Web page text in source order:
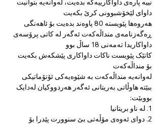
نییە پارەی داواکارییەکە بدەیت، لەوانەیە بتوانیت
داوای لێخۆشبوونی کرێ بکەیت
هەروەها پێویستە 80 پاوەند بدەیت بۆ ئاهەنگی
ڕەگەزنامەی منداڵەکەت ئەگەر لە کاتی پرۆسەی
داواکاریدا تەمەنی 18 ساڵ بوو
کاتێک پێویست ناکات داواکاری پێشکەش بکەیت
بۆ منداڵەکەت
لەوانەیە منداڵەکەت بە شێوەیەکی ئۆتۆماتیکی
ببێتە هاوڵاتی بەریتانی ئەگەر هەردووکیان لەدایک
بووبێت:
1. له ناو بریتانیا
2. دوای ئەوەی مۆڵەتی بێ سنوورت پێدرا بۆ